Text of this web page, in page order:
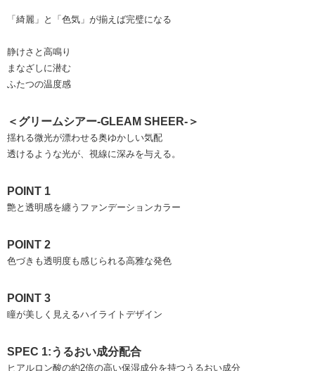
「綺麗」と「色気」が揃えば完璧になる
静けさと高鳴り
まなざしに潜む
ふたつの温度感
＜グリームシアー-GLEAM SHEER-＞
揺れる微光が漂わせる奥ゆかしい気配
透けるような光が、視線に深みを与える。
POINT 1
艶と透明感を纏うファンデーションカラー
POINT 2
色づきも透明度も感じられる高雅な発色
POINT 3
瞳が美しく見えるハイライトデザイン
SPEC 1:うるおい成分配合
ヒアルロン酸の約2倍の高い保湿成分を持つうるおい成分